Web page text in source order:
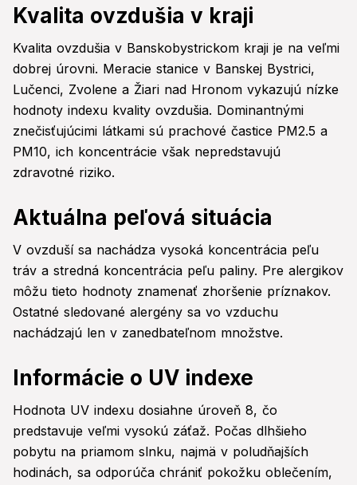
Kvalita ovzdušia v kraji
Kvalita ovzdušia v Banskobystrickom kraji je na veľmi
dobrej úrovni. Meracie stanice v Banskej Bystrici,
Lučenci, Zvolene a Žiari nad Hronom vykazujú nízke
hodnoty indexu kvality ovzdušia. Dominantnými
znečisťujúcimi látkami sú prachové častice PM2.5 a
PM10, ich koncentrácie však nepredstavujú
zdravotné riziko.
Aktuálna peľová situácia
V ovzduší sa nachádza vysoká koncentrácia peľu
tráv a stredná koncentrácia peľu paliny. Pre alergikov
môžu tieto hodnoty znamenať zhoršenie príznakov.
Ostatné sledované alergény sa vo vzduchu
nachádzajú len v zanedbateľnom množstve.
Informácie o UV indexe
Hodnota UV indexu dosiahne úroveň 8, čo
predstavuje veľmi vysokú záťaž. Počas dlhšieho
pobytu na priamom slnku, najmä v poludňajších
hodinách, sa odporúča chrániť pokožku oblečením,